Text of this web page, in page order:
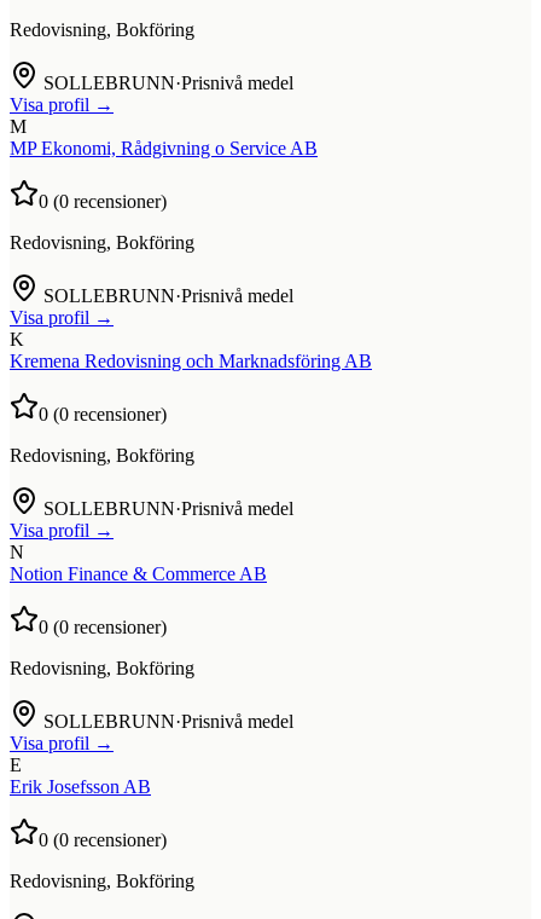
Redovisning, Bokföring
SOLLEBRUNN·Prisnivå medel
Visa profil →
M
MP Ekonomi, Rådgivning o Service AB
0 (0 recensioner)
Redovisning, Bokföring
SOLLEBRUNN·Prisnivå medel
Visa profil →
K
Kremena Redovisning och Marknadsföring AB
0 (0 recensioner)
Redovisning, Bokföring
SOLLEBRUNN·Prisnivå medel
Visa profil →
N
Notion Finance & Commerce AB
0 (0 recensioner)
Redovisning, Bokföring
SOLLEBRUNN·Prisnivå medel
Visa profil →
E
Erik Josefsson AB
0 (0 recensioner)
Redovisning, Bokföring